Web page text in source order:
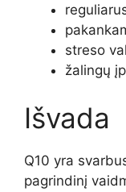
streso
žalingų
Išvada
Q10 yra
pagrindinį